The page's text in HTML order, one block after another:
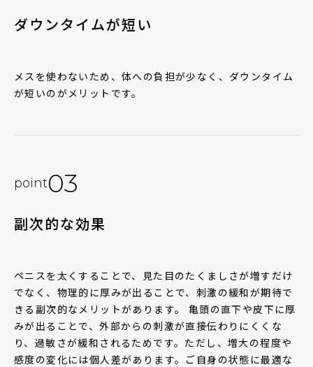
ダウンタイムが短い
メスを使わないため、体への負担が少なく、ダウンタイム
が短いのがメリットです。
point03
副次的な効果
ペニスを太くすることで、見た目のたくましさが増すだけ
でなく、物理的に厚みが出ることで、刺激の緩和が期待で
きる副次的なメリットがあります。 亀頭の直下や皮下に厚
みが出ることで、外部からの刺激が直接伝わりにくくな
り、過敏さが緩和されるためです。ただし、増大の程度や
感度の変化には個人差があります。ご自身の状態に最適な